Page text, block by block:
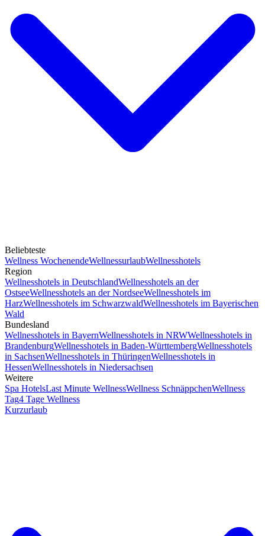
Beliebteste
Wellness WochenendeWellnessurlaubWellnesshotels
Region
Wellnesshotels in DeutschlandWellnesshotels an der
OstseeWellnesshotels an der NordseeWellnesshotels im
HarzWellnesshotels im SchwarzwaldWellnesshotels im Bayerischen
Wald
Bundesland
Wellnesshotels in BayernWellnesshotels in NRWWellnesshotels in
BrandenburgWellnesshotels in Baden-WürttembergWellnesshotels
in SachsenWellnesshotels in ThüringenWellnesshotels in
HessenWellnesshotels in Niedersachsen
Weitere
Spa HotelsLast Minute WellnessWellness SchnäppchenWellness
Tag4 Tage Wellness
Kurzurlaub